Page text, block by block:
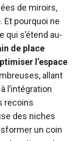
de miroirs,
. Et pourquoi ne
qui s’étend au-
de place
l’espace
allant
l’intégration
recoins
des niches
un coin